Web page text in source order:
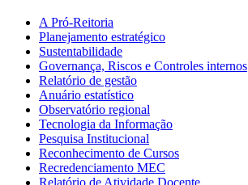
A Pró-Reitoria
Planejamento estratégico
Sustentabilidade
Governança, Riscos e Controles internos
Relatório de gestão
Anuário estatístico
Observatório regional
Tecnologia da Informação
Pesquisa Institucional
Reconhecimento de Cursos
Recredenciamento MEC
Relatório de Atividade Docente